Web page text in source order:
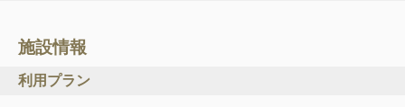
施設情報
利用プラン